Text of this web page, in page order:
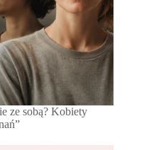
ze sobą? Kobiety